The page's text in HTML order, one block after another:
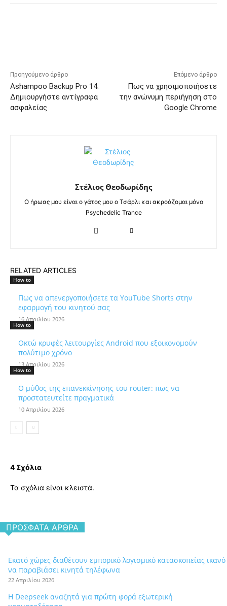
Προηγούμενο άρθρο
Ashampoo Backup Pro 14.
Δημιουργήστε αντίγραφα
ασφαλείας
Επόμενο άρθρο
Πως να χρησιμοποιήσετε
την ανώνυμη περιήγηση στο
Google Chrome
Στέλιος Θεοδωρίδης
Ο ήρωας μου είναι ο γάτος μου ο Τσάρλι και ακροάζομαι μόνο
Psychedelic Trance
RELATED ARTICLES
How to
Πως να απενεργοποιήσετε τα YouTube Shorts στην
εφαρμογή του κινητού σας
16 Απριλίου 2026
How to
Οκτώ κρυφές λειτουργίες Android που εξοικονομούν
πολύτιμο χρόνο
13 Απριλίου 2026
How to
Ο μύθος της επανεκκίνησης του router: πως να
προστατευτείτε πραγματικά
10 Απριλίου 2026
4 Σχόλια
Τα σχόλια είναι κλειστά.
ΠΡΌΣΦΑΤΑ ΆΡΘΡΑ
Εκατό χώρες διαθέτουν εμπορικό λογισμικό κατασκοπείας ικανό
να παραβιάσει κινητά τηλέφωνα
22 Απριλίου 2026
Η Deepseek αναζητά για πρώτη φορά εξωτερική